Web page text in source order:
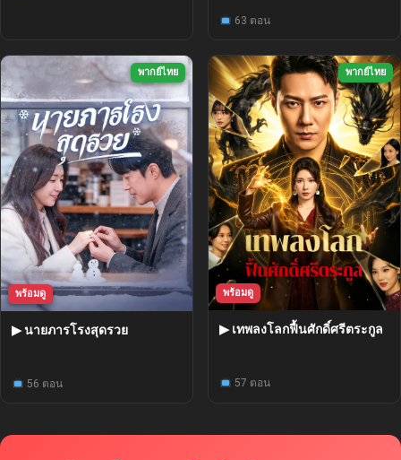
63 ตอน
พากย์ไทย
พร้อมดู
▶ นายภารโรงสุดรวย
56 ตอน
พากย์ไทย
พร้อมดู
▶ เทพลงโลกฟื้นศักดิ์ศรีตระกูล
57 ตอน